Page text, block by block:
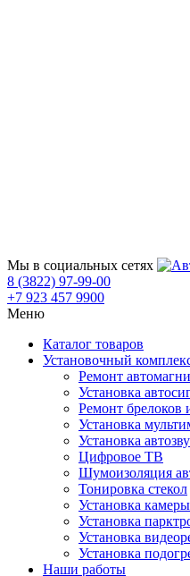
Мы в социальных сетях
8 (3822) 97-99-00
+7 923 457 9900
Меню
Каталог товаров
Установочный
Ремонт
Установка
Ремонт брелоков
Установка
Установка
Цифровое ТВ
Шумоизоляция
Тонировка стекол
Установка
Установка
Установка
Установка
Наши работы